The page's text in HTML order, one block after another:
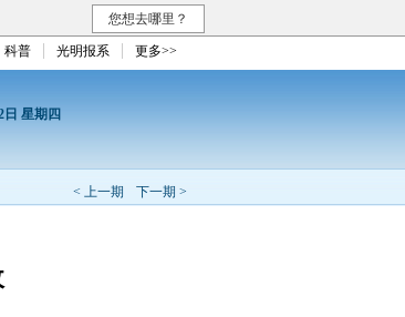
您想去哪里？
科普 光明报系 更多>>
日 星期四
< 上一期 下一期 >